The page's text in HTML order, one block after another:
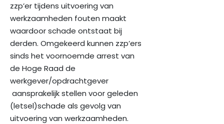
zzp’er tijdens uitvoering van
werkzaamheden fouten maakt
waardoor schade ontstaat bij
derden. Omgekeerd kunnen zzp’ers
sinds het voornoemde arrest van
de Hoge Raad de
werkgever/opdrachtgever
aansprakelijk stellen voor geleden
(letsel)schade als gevolg van
uitvoering van werkzaamheden.